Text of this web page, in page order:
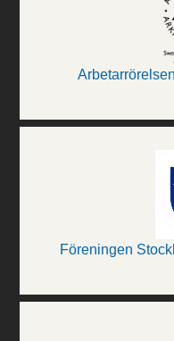
Föreningen